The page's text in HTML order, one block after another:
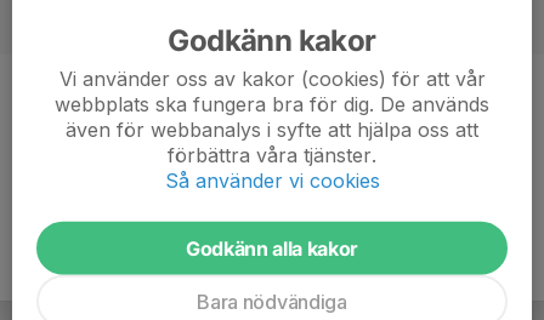
Titel
Ledare
38 år
Godkänn kakor
Vi använder oss av kakor (cookies) för att vår
webbplats ska fungera bra för dig. De används
även för webbanalys i syfte att hjälpa oss att
förbättra våra tjänster.
Så använder vi cookies
Godkänn alla kakor
Bara nödvändiga